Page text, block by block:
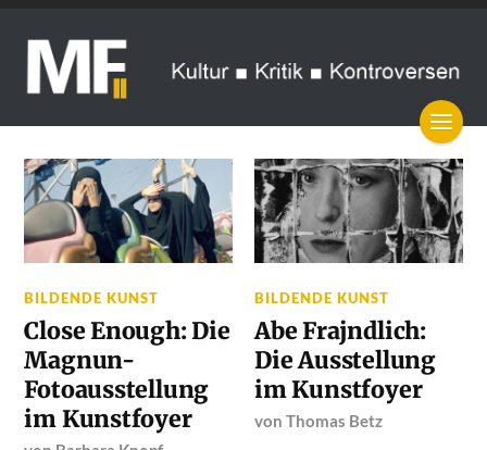
BILDENDE KUNST
Close Enough: Die
Magnun-
Fotoausstellung
im Kunstfoyer
BILDENDE KUNST
Abe Frajndlich:
Die Ausstellung
im Kunstfoyer
vonThomas Betz